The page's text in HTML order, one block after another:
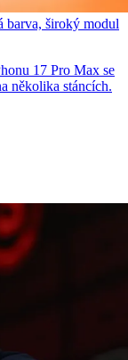
barva, široký modul
17 Pro Max se
několika stáncích.